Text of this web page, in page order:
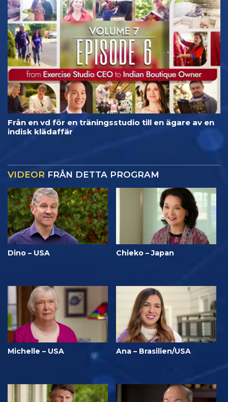
Från en vd för en träningsstudio till en ägare av en
indisk klädaffär
VIDEOR FRÅN DETTA PROGRAM
Dino – USA Chieko – Japan
Michelle – USA Ana – Brasilien/USA